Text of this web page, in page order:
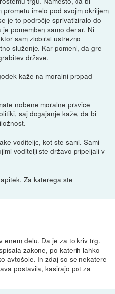
imelo pod svojim okriljem
je to področje sprivatiziralo do
pomemben samo denar. Ni
sam zlobiral ustrezno
služenje. Kar pomeni, da gre
države.
kaže na moralni propad
nobene moralne pravice
saj dogajanje kaže, da bi
voditelje, kot ste sami. Sami
voditelji ste državo pripeljali v
Za katerega ste
enem delu. Da je za to kriv trg.
zakone, po katerih lahko
avtošole. In zdaj so se nekatere
postavila, kasirajo pot za